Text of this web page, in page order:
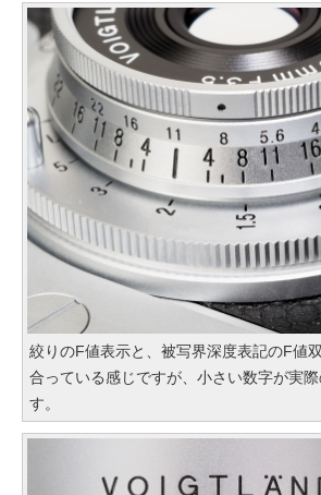
絞りのF値表示と、被写界深度表記のF値
合っている感じですが、小さい数字が実
す。